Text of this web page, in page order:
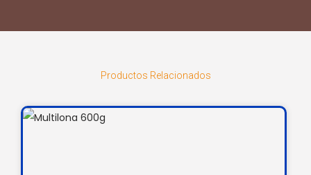
Productos Relacionados